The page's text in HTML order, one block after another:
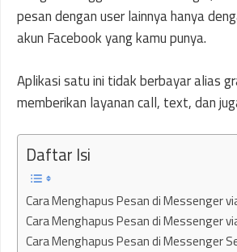
pesan dengan user lainnya hanya
akun Facebook yang kamu punya.
Aplikasi satu ini tidak berbayar alias
memberikan layanan call, text, dan
Daftar Isi
Cara Menghapus Pesan di Messenger
Cara Menghapus Pesan di Messenger
Cara Menghapus Pesan di Messenger